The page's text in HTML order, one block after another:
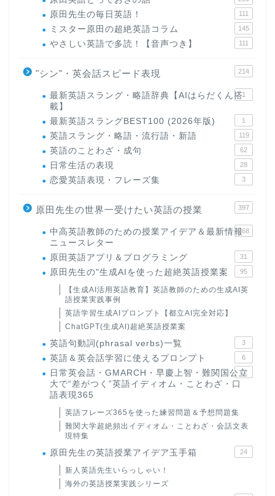
原田先生の毎日英語！ 111
ミスター原田の超絶英語コラム 145
やさしい英語で多読！【音声つき】 111
"シン"・英会話スピード表現 214
最新英語スラング・略語辞典【AIはらだくん搭
載】
1
最新英語スラングBEST100 (2026年版) 1
英語スラング・略語・流行語・新語 119
英語のことわざ・成句 62
日常生活の表現 28
恋愛英語表現・フレーズ集 3
原田先生の世界一受けたい英語の授業 397
中高英語教師のための授業アイデア＆最新情報
ニュースレター
168
原田英語アプリ＆プログラミング 31
原田先生の"生成AIを使った超絶英語授業案 95
【生成AI活用英語教育】英語教師のための生成AI英
語授業実践事例
英語学習生成AIプロンプト【都立AI完全対応】
ChatGPT(生成AI)超絶英語授業案
英語句動詞(phrasal verbs)一覧 3
英語＆英会話学習に使えるプロンプト 6
日常英会話・GMARCH・早慶上智・難関国公立
大で“差がつく”英語イディオム・ことわざ・口
語表現365
22
英語フレーズ365を使った練習問題＆予想問題集
難関大学超絶頻出イディオム・ことわざ・会話文表
現特集
原田先生の英語授業アイデア玉手箱 24
新人英語先生いらっしゃい！
海外の英語授業実践シリーズ